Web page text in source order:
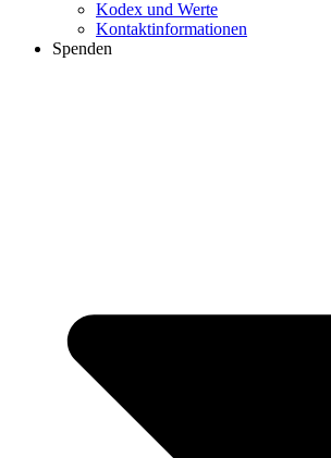
Kodex und Werte
Kontaktinformationen
Spenden